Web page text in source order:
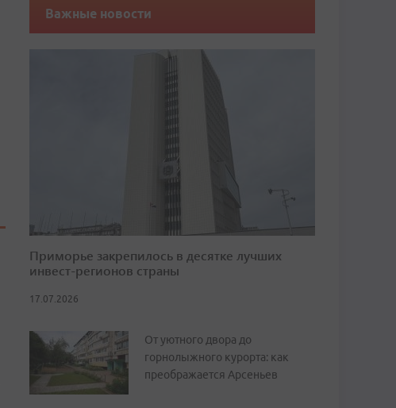
Важные новости
Приморье закрепилось в десятке лучших
инвест-регионов страны
17.07.2026
От уютного двора до
горнолыжного курорта: как
преображается Арсеньев